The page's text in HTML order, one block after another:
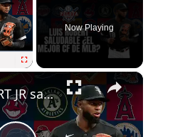
Now Playing
×
LUIS ROBERT JR saludable: ¿Es el mejor Center Field de MLB?